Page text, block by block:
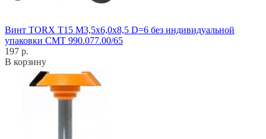
Винт TORX T15 M3,5x6,0x8,5 D=6 без индивидуальной
упаковки CMT 990.077.00/65
197 р.
В корзину